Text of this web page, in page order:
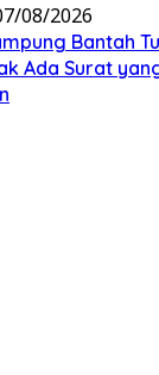
08/2026
Bantah
Ada Surat